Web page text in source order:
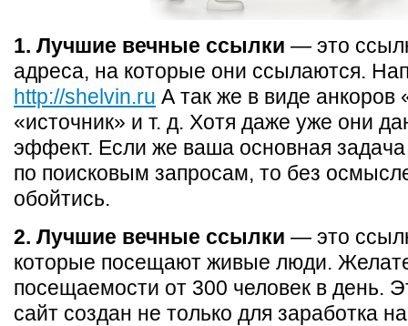
1. Лучшие вечные ссылки — это
адреса, на которые они ссылаются.
http://shelvin.ru А так же в виде анкоров
«источник» и т. д. Хотя даже уже они
эффект. Если же ваша основная задача
по поисковым запросам, то без
обойтись.
2. Лучшие вечные ссылки — это
которые посещают живые люди.
посещаемости от 300 человек в день.
сайт создан не только для заработка